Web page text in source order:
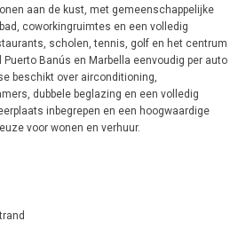
aan de kust, met gemeenschappelijke
coworkingruimtes en een volledig
scholen, tennis, golf en het centrum
Banús en Marbella eenvoudig per auto
beschikt over airconditioning,
dubbele beglazing en een volledig
inbegrepen en een hoogwaardige
voor wonen en verhuur.